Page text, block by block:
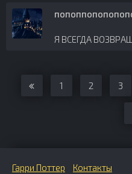
Я ВСЕГДА
1 2 3
Гарри Поттер Контакты